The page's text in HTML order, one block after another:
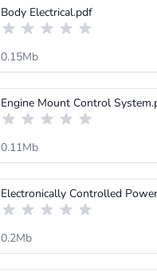
Body Electrical.pdf
0.15Mb
Engine Mount Control
0.11Mb
Electronically Controlled
0.2Mb